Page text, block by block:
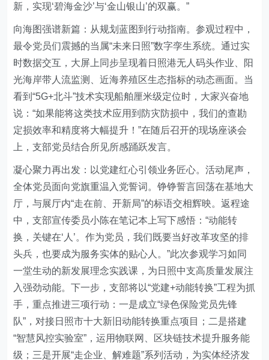
新，实现‘碧海金沙’与‘金山银山’的双赢。”
向海图强谱新篇：从规划蓝图到行动指南。参观过程中，
最令党员们震撼的当属“未来日照”数字孪生系统。通过实
时数据交互，大屏上同步呈现着日照港无人码头作业、阳
光海岸带人流监测、近海养殖区生态指标的动态画面。当
看到“5G+北斗”技术实现船舶厘米级定位时， 大家兴奋地
说：“如果能将这类技术应用到防灾防损中，我们的查勘
定损效率和精度将大幅提升！”在随后召开的现场座谈会
上，支部党员结合所见所感踊跃发言。
凝心聚力再出发：以党建红心引领业务匠心。活动尾声，
全体党员面向党旗重温入党誓词。铮铮誓言回荡在基地大
厅，与展厅内“走在前、开新局”的标语交相辉映。返程途
中，支部宣传委员小陈在笔记本上写下感悟：“动能转
换，关键在‘ 人 ’。作为党员，我们既要当好改革攻坚的排
头兵，也要成为服务实体的贴心人。”此次参观学习如同
一堂生动的新发展理念实践课，为日照中支高质量发展注
入强劲动能。下一步，支部将以“党建+动能转换”工程为抓
手，重点推进三项行动：一是成立“绿色保险党员先锋
队” ，对接日照市十大新旧动能转换重点项目；二是搭建
“智慧风控实验室” ，运用物联网、区块链技术提升服务能
级；三是开展“走企业、解难题”系列活动，为实体经济发